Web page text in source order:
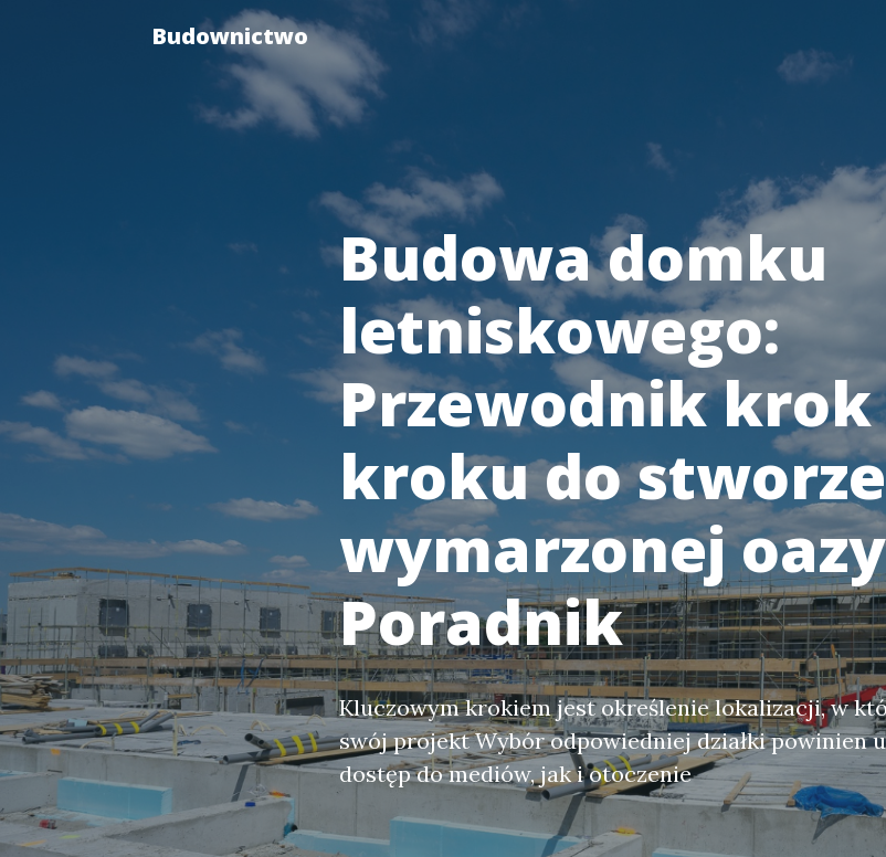
Budownictwo
Budowa domku
letniskowego:
Przewodnik krok
kroku do
wymarzonej
Poradnik
Kluczowym krokiem jest określenie lokalizacji, w
swój projekt Wybór odpowiedniej działki powinien
dostęp do mediów, jak i otoczenie